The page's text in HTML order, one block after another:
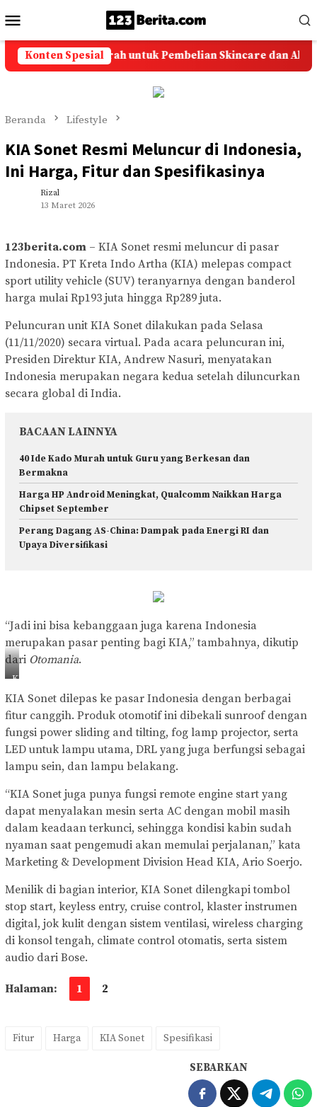
ke
kontenMobile
Konten Spesial
Ongkir Murah untuk Pembelian Skincare dan
Beranda Lifestyle
KIA Sonet Resmi Meluncur di Indonesia,
Ini Harga, Fitur dan Spesifikasinya
Rizal
13 Maret 2026
123berita.com – KIA Sonet resmi meluncur di pasar
Indonesia. PT Kreta Indo Artha (KIA) melepas compact
sport utility vehicle (SUV) teranyarnya dengan banderol
harga mulai Rp193 juta hingga Rp289 juta.
Peluncuran unit KIA Sonet dilakukan pada Selasa
(11/11/2020) secara virtual. Pada acara peluncuran ini,
Presiden Direktur KIA, Andrew Nasuri, menyatakan
Indonesia merupakan negara kedua setelah diluncurkan
secara global di India.
BACAAN LAINNYA
40 Ide Kado Murah untuk Guru yang Berkesan dan
Bermakna
Harga HP Android Meningkat, Qualcomm Naikkan Harga
Chipset September
Perang Dagang AS-China: Dampak pada Energi RI dan
Upaya Diversifikasi
“Jadi ini bisa kebanggaan juga karena Indonesia
merupakan pasar penting bagi KIA,” tambahnya, dikutip
dari Otomania.
KIA
(Dok.
KIA
Global)
KIA Sonet dilepas ke pasar Indonesia dengan berbagai
fitur canggih. Produk otomotif ini dibekali sunroof dengan
fungsi power sliding and tilting, fog lamp projector, serta
LED untuk lampu utama, DRL yang juga berfungsi sebagai
lampu sein, dan lampu belakang.
“KIA Sonet juga punya fungsi remote engine start yang
dapat menyalakan mesin serta AC dengan mobil masih
dalam keadaan terkunci, sehingga kondisi kabin sudah
nyaman saat pengemudi akan memulai perjalanan,” kata
Marketing & Development Division Head KIA, Ario Soerjo.
Menilik di bagian interior, KIA Sonet dilengkapi tombol
stop start, keyless entry, cruise control, klaster instrumen
digital, jok kulit dengan sistem ventilasi, wireless charging
di konsol tengah, climate control otomatis, serta sistem
audio dari Bose.
Halaman: 1 2
Fitur Harga KIA Sonet Spesifikasi
SEBARKAN